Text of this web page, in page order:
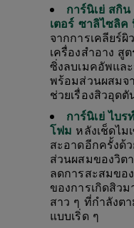
การ์นิเย่ สกิ
เตอร์ ซาลิไซลิค
จากการเคลียร์
เครื่องสำอาง สู
ซิ่งลบเมคอัพแล
พร้อมส่วนผสมจ
ช่วยเรื่องสิวอุด
การ์นิเย่ ไบ
โฟม หลังเช็ดไม
สะอาดอีกครั้งด้
ส่วนผสมของวิต
ลดการสะสมขอ
ของการเกิดสิว
สาว ๆ ที่กำลังต
แบบเริ่ด ๆ